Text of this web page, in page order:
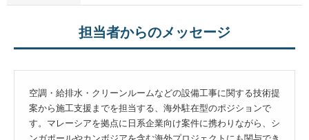
担当者からのメッセージ
空調・給排水・クリーンルームなどの設備工事に関する技術提
案から施工支援までを担当する、海外駐在型のポジションで
す。マレーシアを拠点に日系企業向け案件に携わりながら、シ